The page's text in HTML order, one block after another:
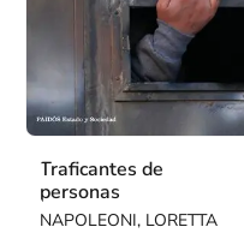
Traficantes de
personas
NAPOLEONI, LORETTA